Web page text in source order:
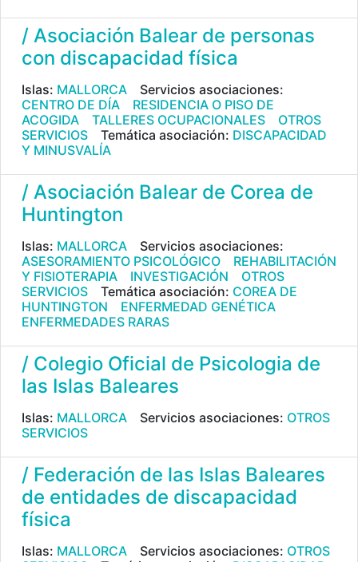
/ Asociación Balear de personas
con discapacidad física
Islas: MALLORCA
Servicios asociaciones:
CENTRO DE DÍA
RESIDENCIA O PISO DE
ACOGIDA
TALLERES OCUPACIONALES
OTROS
SERVICIOS
Temática asociación: DISCAPACIDAD
Y MINUSVALÍA
/ Asociación Balear de Corea de
Huntington
Islas: MALLORCA
Servicios asociaciones:
ASESORAMIENTO PSICOLÓGICO
REHABILITACIÓN
Y FISIOTERAPIA
INVESTIGACIÓN
OTROS
SERVICIOS
Temática asociación: COREA DE
HUNTINGTON
ENFERMEDAD GENÉTICA
ENFERMEDADES RARAS
/ Colegio Oficial de Psicologia de
las Islas Baleares
Islas: MALLORCA Servicios asociaciones: OTROS
SERVICIOS
/ Federación de las Islas Baleares
de entidades de discapacidad
física
Islas: MALLORCA Servicios asociaciones: OTROS